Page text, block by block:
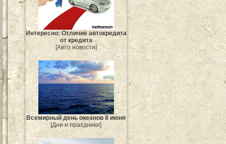
Интересно: Отличие автокредита
от кредита
[Авто новости]
Всемирный день океанов 8 июня
[Дни и праздники]